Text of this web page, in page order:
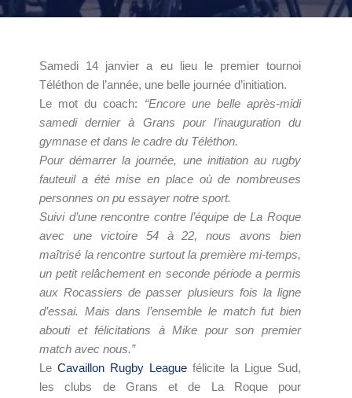
Samedi 14 janvier a eu lieu le premier tournoi
Téléthon de l’année, une belle journée d’initiation.
Le mot du coach: “Encore une belle après-midi
samedi dernier à Grans pour l’inauguration du
gymnase et dans le cadre du Téléthon.
Pour démarrer la journée, une initiation au rugby
fauteuil a été mise en place où de nombreuses
personnes on pu essayer notre sport.
Suivi d’une rencontre contre l’équipe de La Roque
avec une victoire 54 à 22, nous avons bien
maîtrisé la rencontre surtout la première mi-temps,
un petit relâchement en seconde période a permis
aux Rocassiers de passer plusieurs fois la ligne
d’essai. Mais dans l’ensemble le match fut bien
abouti et félicitations à Mike pour son premier
match avec nous.”
Le Cavaillon Rugby League félicite la Ligue Sud,
les clubs de Grans et de La Roque pour